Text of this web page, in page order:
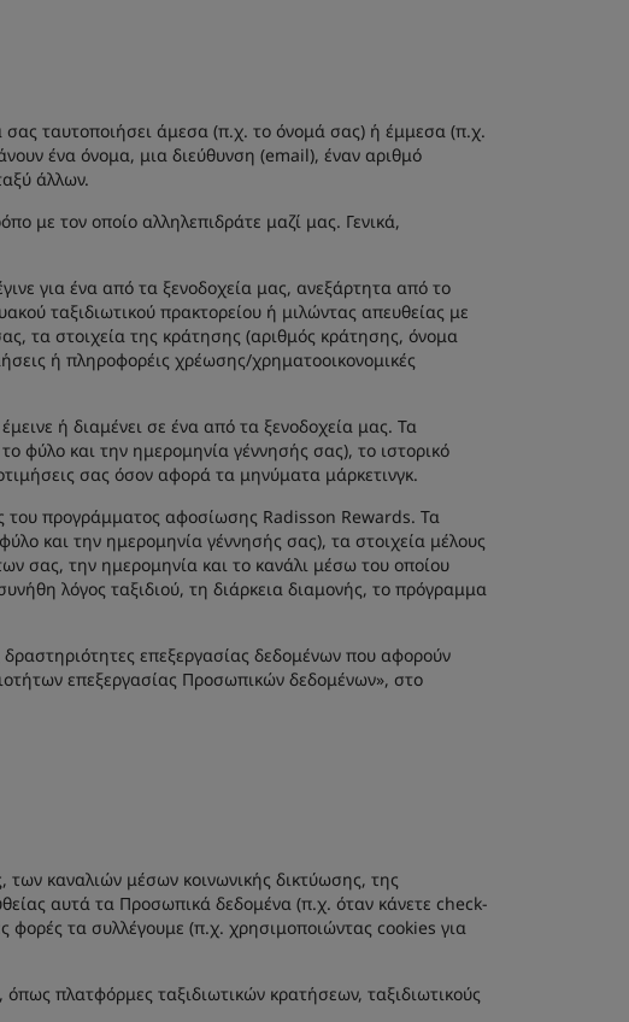
ταυτοποιήσει άμεσα (π.χ. το όνομά σας) ή έμμεσα (π.χ.
ένα όνομα, μια διεύθυνση (email), έναν αριθμό
άλλων.
με τον οποίο αλληλεπιδράτε μαζί μας. Γενικά,
για ένα από τα ξενοδοχεία μας, ανεξάρτητα από το
ταξιδιωτικού πρακτορείου ή μιλώντας απευθείας με
τα στοιχεία της κράτησης (αριθμός κράτησης, όνομα
ή πληροφορέις χρέωσης/χρηματοοικονομικές
ή διαμένει σε ένα από τα ξενοδοχεία μας. Τα
φύλο και την ημερομηνία γέννησής σας), το ιστορικό
σας όσον αφορά τα μηνύματα μάρκετινγκ.
του προγράμματος αφοσίωσης Radisson Rewards. Τα
και την ημερομηνία γέννησής σας), τα στοιχεία μέλους
σας, την ημερομηνία και το κανάλι μέσω του οποίου
λόγος ταξιδιού, τη διάρκεια διαμονής, το πρόγραμμα
επεξεργασίας δεδομένων που αφορούν
επεξεργασίας Προσωπικών δεδομένων», στο
καναλιών μέσων κοινωνικής δικτύωσης, της
αυτά τα Προσωπικά δεδομένα (π.χ. όταν κάνετε check-
φορές τα συλλέγουμε (π.χ. χρησιμοποιώντας cookies για
πλατφόρμες ταξιδιωτικών κρατήσεων, ταξιδιωτικούς